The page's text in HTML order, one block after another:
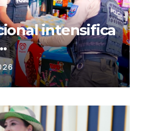
intensifica
y espacios
684
zonas
de